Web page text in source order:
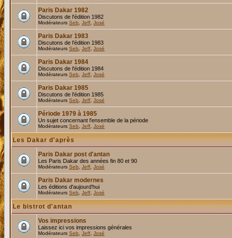
Paris Dakar 1982
Discutons de l'édition 1982
Modérateurs Seb Jeff José
Paris Dakar 1983
Discutons de l'édition 1983
Modérateurs Seb Jeff José
Paris Dakar 1984
Discutons de l'édition 1984
Modérateurs Seb Jeff José
Paris Dakar 1985
Discutons de l'édition 1985
Modérateurs Seb Jeff José
Période 1979 à 1985
Un sujet concernant l'ensemble de la période
Modérateurs Seb Jeff José
Les Dakar d'après
Paris Dakar post d'antan
Les Paris Dakar des années fin 80 et 90
Modérateurs Seb Jeff José
Paris Dakar modernes
Les éditions d'aujourd'hui
Modérateurs Seb Jeff José
Le bistrot d'antan
Vos impressions
Laissez ici vos impressions générales
Modérateurs Seb Jeff José